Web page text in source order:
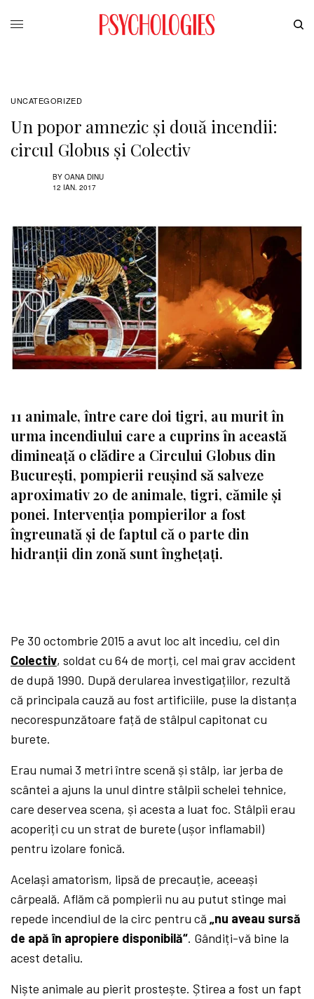
UNCATEGORIZED
Un popor amnezic și două incendii:
circul Globus și Colectiv
BY OANA DINU
12 IAN. 2017
11 animale, între care doi tigri, au murit în
urma incendiului care a cuprins în această
dimineaţă o clădire a Circului Globus din
București, pompierii reuşind să salveze
aproximativ 20 de animale, tigri, cămile şi
ponei. Intervenţia pompierilor a fost
îngreunată şi de faptul că o parte din
hidranţii din zonă sunt îngheţaţi.
Pe 30 octombrie 2015 a avut loc alt incediu, cel din
Colectiv, soldat cu 64 de morți, cel mai grav accident
de după 1990. După derularea investigațiilor, rezultă
că principala cauză au fost artificiile, puse la distanța
necorespunzătoare față de stâlpul capitonat cu
burete.
Erau numai 3 metri între scenă și stâlp, iar jerba de
scântei a ajuns la unul dintre stâlpii schelei tehnice,
care deservea scena, și acesta a luat foc. Stâlpii erau
acoperiți cu un strat de burete (ușor inflamabil)
pentru izolare fonică.
Același amatorism, lipsă de precauție, aceeași
cârpeală. Aflăm că pompierii nu au putut stinge mai
repede incendiul de la circ pentru că„nu aveau sursă
de apă în apropiere disponibilă“. Gândiți-vă bine la
acest detaliu.
Niște animale au pierit prostește. Știrea a fost un fapt